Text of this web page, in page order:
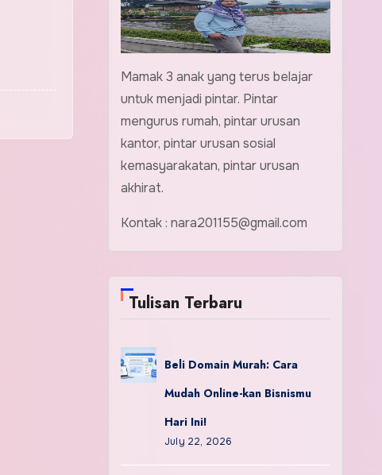
Mamak 3 anak yang terus belajar
untuk menjadi pintar. Pintar
mengurus rumah, pintar urusan
kantor, pintar urusan sosial
kemasyarakatan, pintar urusan
akhirat.
Kontak : nara201155@gmail.com
Tulisan Terbaru
Beli Domain Murah: Cara
Mudah Online-kan Bisnismu
Hari Ini!
July 22, 2026